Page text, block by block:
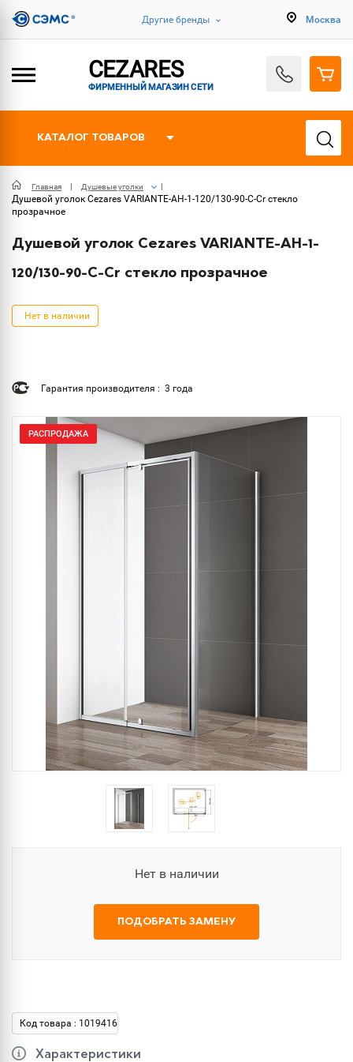
Другие бренды Москва
CEZARES
ФИРМЕННЫЙ МАГАЗИН СЕТИ
КАТАЛОГ ТОВАРОВ
Главная Душевые уголки
Душевой уголок Cezares VARIANTE-AH-1-120/130-90-C-Cr стекло
прозрачное
Душевой уголок Cezares VARIANTE-AH-1-
120/130-90-C-Cr стекло прозрачное
Нет в наличии
Гарантия производителя : 3 года
РАСПРОДАЖА
Нет в наличии
ПОДОБРАТЬ ЗАМЕНУ
Код товара : 1019416
Характеристики